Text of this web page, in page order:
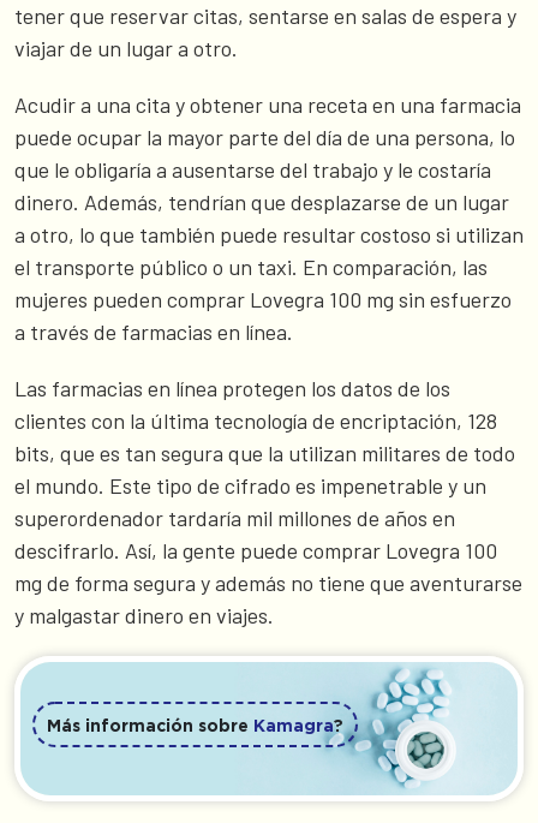
tener que reservar citas, sentarse en salas de espera y
viajar de un lugar a otro.
Acudir a una cita y obtener una receta en una farmacia
puede ocupar la mayor parte del día de una persona, lo
que le obligaría a ausentarse del trabajo y le costaría
dinero. Además, tendrían que desplazarse de un lugar
a otro, lo que también puede resultar costoso si utilizan
el transporte público o un taxi. En comparación, las
mujeres pueden comprar Lovegra 100 mg sin esfuerzo
a través de farmacias en línea.
Las farmacias en línea protegen los datos de los
clientes con la última tecnología de encriptación, 128
bits, que es tan segura que la utilizan militares de todo
el mundo. Este tipo de cifrado es impenetrable y un
superordenador tardaría mil millones de años en
descifrarlo. Así, la gente puede comprar Lovegra 100
mg de forma segura y además no tiene que aventurarse
y malgastar dinero en viajes.
Más información sobre Kamagra?